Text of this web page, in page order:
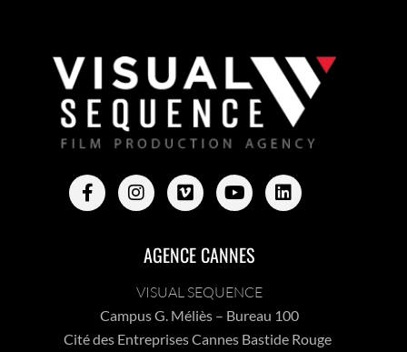
AGENCE CANNES
VISUAL SEQUENCE
Campus G. Méliès – Bureau 100
Cité des Entreprises Cannes Bastide Rouge